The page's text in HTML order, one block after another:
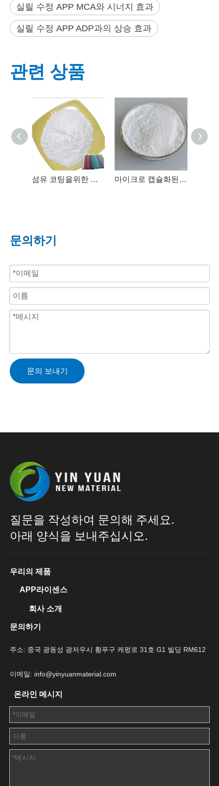
실릴 수정 APP MCA와 시너지 효과
실릴 수정 APP ADP과의 상승 효과
관련 상품
섬유 코팅을위한 변형 된 암모늄 폴리 포스페이트 (Phaseⅱ) 화염 지연제 마이크로 캡슐화된 폴리인산암모늄(PhaseII) 난연제
문의하기
문의 보내기
질문을 작성하여 문의해 주세요.
아래 양식을 보내주십시오.
우리의 제품
APP라이센스
회사 소개
문의하기
주소: 중국 광동성 광저우시 황푸구 케펑로 31호 G1 빌딩 RM612
이메일: info@yinyuanmaterial.com
온라인 메시지